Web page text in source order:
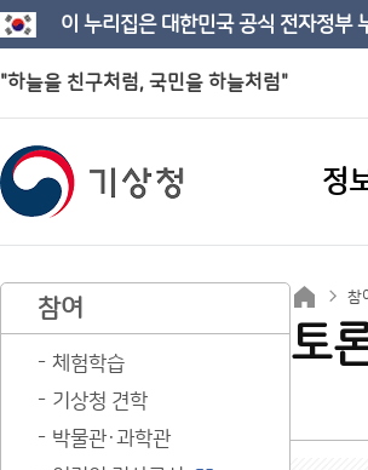
이 누리집은 대한민국 공식 전자정부
"하늘을 친구처럼, 국민을 하늘처럼"
정
참여
체험학습
기상청 견학
박물관·과학관
참
토